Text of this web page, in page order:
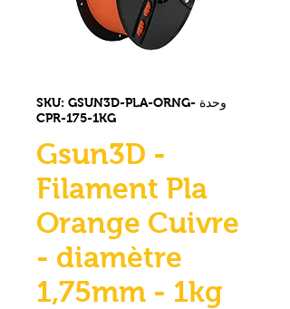
وحدة SKU: GSUN3D-PLA-ORNG-
CPR-175-1KG
Gsun3D -
Filament Pla
Orange Cuivre
- diamètre
1,75mm - 1kg